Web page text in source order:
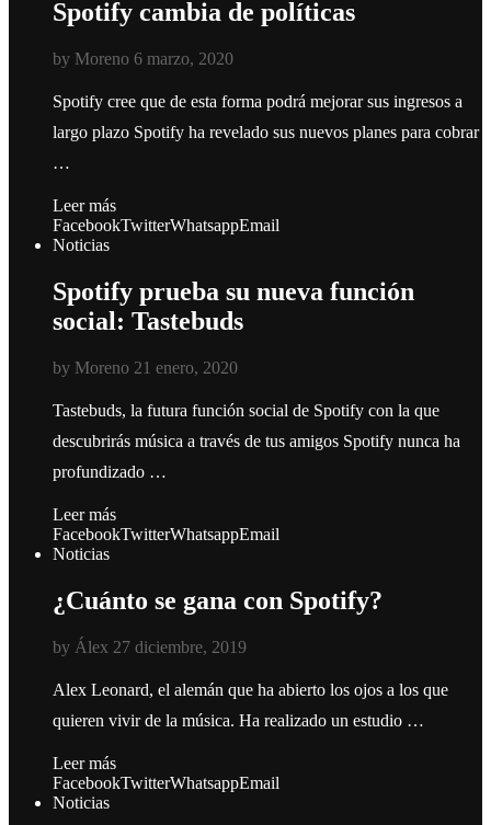
Spotify cambia de políticas
by Moreno 6 marzo, 2020
Spotify cree que de esta forma podrá mejorar sus ingresos a
largo plazo Spotify ha revelado sus nuevos planes para cobrar
…
Leer más
FacebookTwitterWhatsappEmail
Noticias
Spotify prueba su nueva función
social: Tastebuds
by Moreno 21 enero, 2020
Tastebuds, la futura función social de Spotify con la que
descubrirás música a través de tus amigos Spotify nunca ha
profundizado …
Leer más
FacebookTwitterWhatsappEmail
Noticias
¿Cuánto se gana con Spotify?
by Álex 27 diciembre, 2019
Alex Leonard, el alemán que ha abierto los ojos a los que
quieren vivir de la música. Ha realizado un estudio …
Leer más
FacebookTwitterWhatsappEmail
Noticias